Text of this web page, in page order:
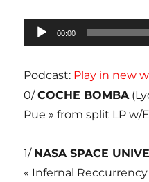
Lecteur
audio
00:00
Podcast: Play in new
0/COCHE BOMBA
Pue » from split LP w/
1/ NASA SPACE
« Infernal Reccurrency